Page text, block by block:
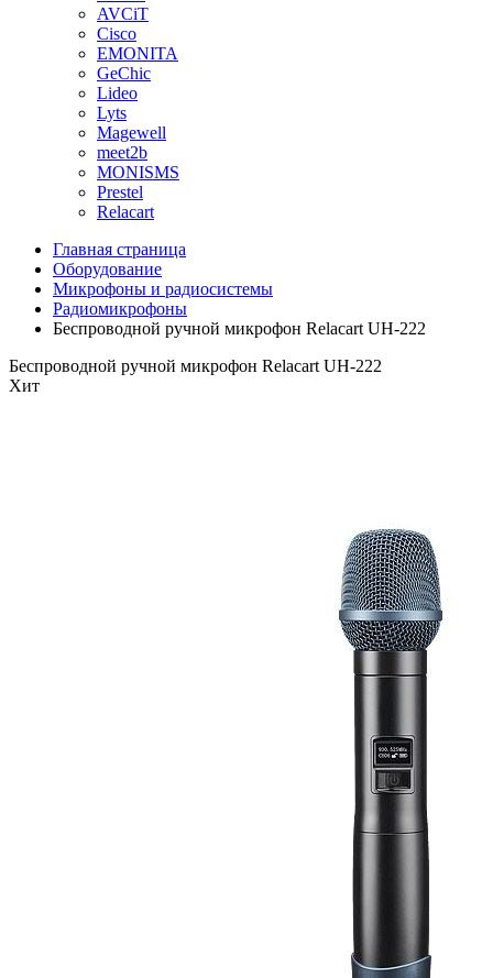
AVCiT
Cisco
EMONITA
GeChic
Lideo
Lyts
Magewell
meet2b
MONISMS
Prestel
Relacart
Главная страница
Оборудование
Микрофоны и радиосистемы
Радиомикрофоны
Беспроводной ручной микрофон Relacart UH-222
Беспроводной ручной микрофон Relacart UH-222
Хит